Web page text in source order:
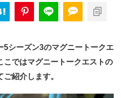
5シーズン3のマグニートークエ
こではマグニートークエストの
紹介します。